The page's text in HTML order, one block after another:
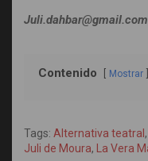
Juli.dahbar@gmail.com
Contenido Mostrar
Tags: Alternativa teatral ,
Juli de Moura, La Vera